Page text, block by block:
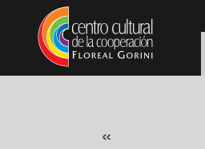
Pasar al contenido principal
Jump to main content
«